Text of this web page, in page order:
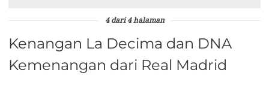
4 dari 4 halaman
Kenangan La Decima dan DNA
Kemenangan dari Real Madrid